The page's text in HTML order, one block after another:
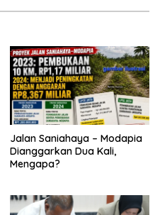
Jalan Saniahaya – Modapia
Dianggarkan Dua Kali,
Mengapa?